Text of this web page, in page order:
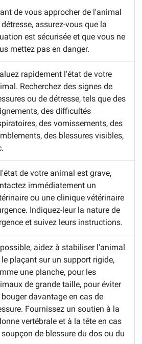
de vous approcher de l'animal
assurez-vous que la
est sécurisée et que vous ne
mettez pas en danger.
rapidement l'état de votre
Recherchez des signes de
ou de détresse, tels que des
des difficultés
des vomissements, des
des blessures visibles,
de votre animal est grave,
immédiatement un
ou une clinique vétérinaire
Indiquez-leur la nature de
et suivez leurs instructions.
aidez à stabiliser l'animal
le plaçant sur un support rigide,
une planche, pour les
de grande taille, pour éviter
bouger davantage en cas de
Fournissez un soutien à la
vertébrale et à la tête en cas
soupçon de blessure du dos ou du